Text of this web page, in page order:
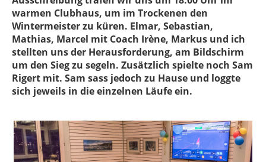
warmen Clubhaus, um im Trockenen den
Wintermeister zu küren. Elmar, Sebastian,
Mathias, Marcel mit Coach Irène, Markus und ich
stellten uns der Herausforderung, am Bildschirm
um den Sieg zu segeln. Zusätzlich spielte noch Sam
Rigert mit. Sam sass jedoch zu Hause und loggte
sich jeweils in die einzelnen Läufe ein.